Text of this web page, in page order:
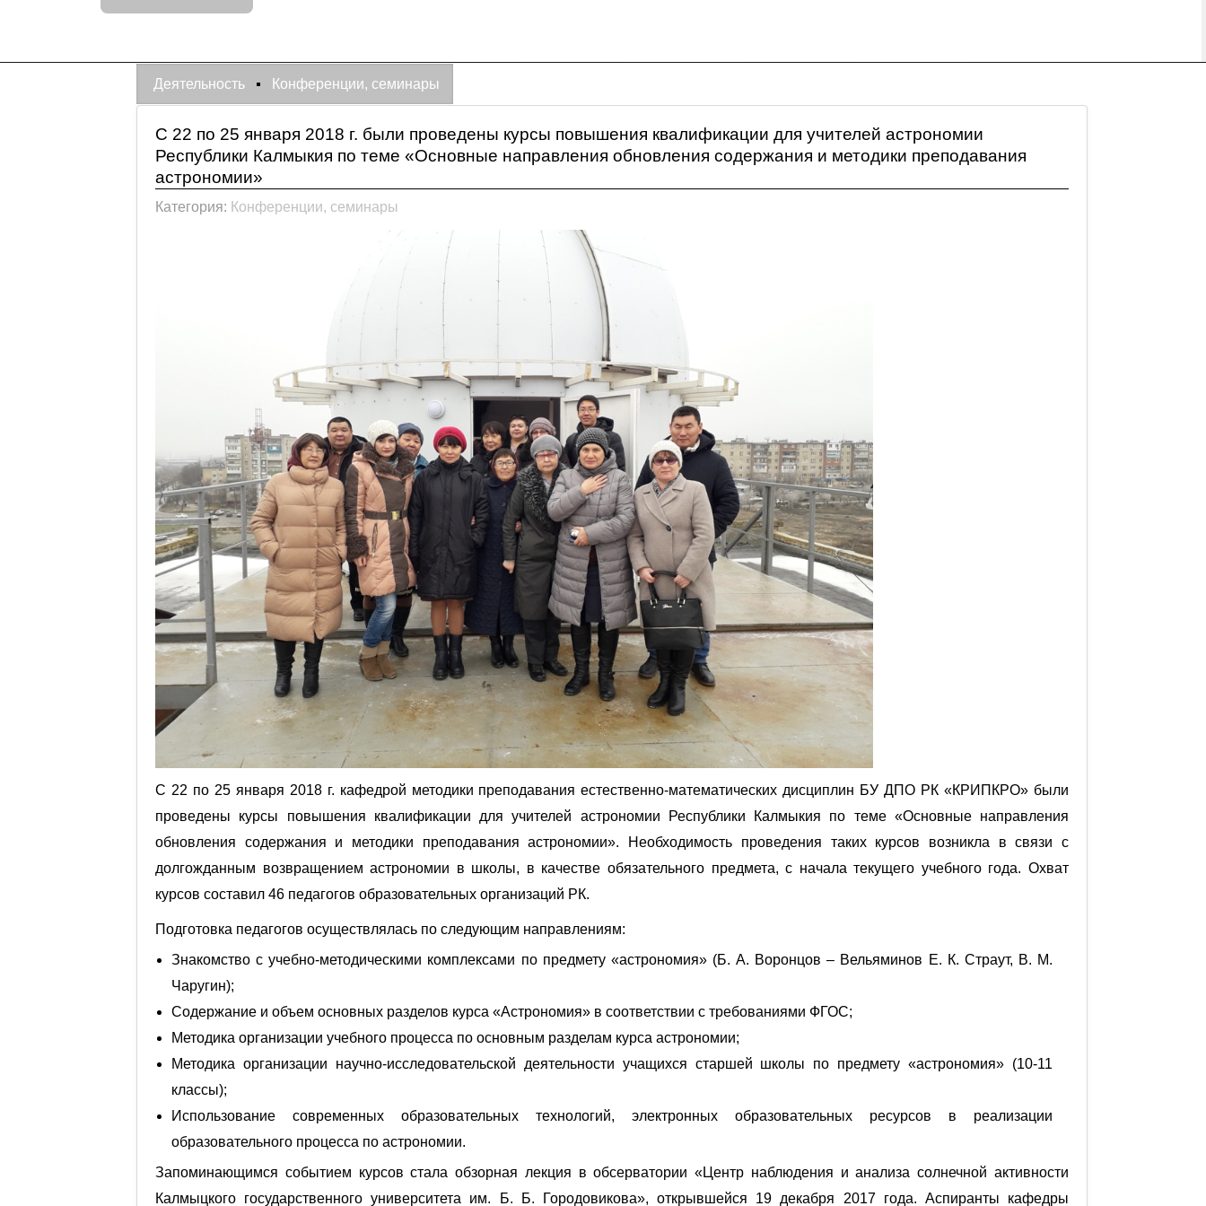
Деятельность Конференции, семинары
С 22 по 25 января 2018 г. были проведены курсы повышения квалификации для учителей астрономии
Республики Калмыкия по теме «Основные направления обновления содержания и методики преподавания
астрономии»
Категория: Конференции, семинары
С 22 по 25 января 2018 г. кафедрой методики преподавания естественно-математических дисциплин БУ ДПО РК «КРИПКРО» были
проведены курсы повышения квалификации для учителей астрономии Республики Калмыкия по теме «Основные направления
обновления содержания и методики преподавания астрономии». Необходимость проведения таких курсов возникла в связи с
долгожданным возвращением астрономии в школы, в качестве обязательного предмета, с начала текущего учебного года. Охват
курсов составил 46 педагогов образовательных организаций РК.
Подготовка педагогов осуществлялась по следующим направлениям:
Знакомство с учебно-методическими комплексами по предмету «астрономия» (Б. А. Воронцов – Вельяминов Е. К. Страут, В. М.
Чаругин);
Содержание и объем основных разделов курса «Астрономия» в соответствии с требованиями ФГОС;
Методика организации учебного процесса по основным разделам курса астрономии;
Методика организации научно-исследовательской деятельности учащихся старшей школы по предмету «астрономия» (10-11
классы);
Использование современных образовательных технологий, электронных образовательных ресурсов в реализации
образовательного процесса по астрономии.
Запоминающимся событием курсов стала обзорная лекция в обсерватории «Центр наблюдения и анализа солнечной активности
Калмыцкого государственного университета им. Б. Б. Городовикова», открывшейся 19 декабря 2017 года. Аспиранты кафедры